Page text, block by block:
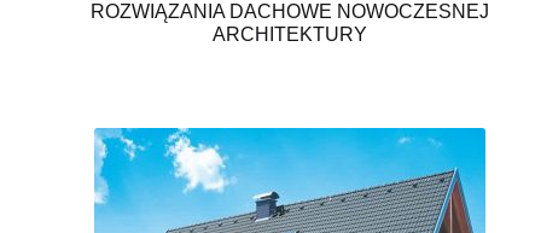
ROZWIĄZANIA DACHOWE NOWOCZESNEJ
ARCHITEKTURY